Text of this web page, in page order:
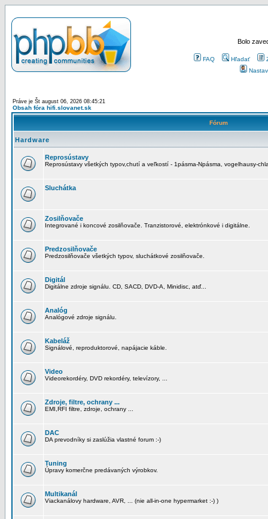
Bolo
FAQ Hľadať
Práve je Št august 06, 2026 08:45:21
Obsah fóra hifi.slovanet.sk
Fórum
Hardware
Reprosústavy
Reprosústavy všetkých typov,chutí a veľkostí - 1pásma-Npásma, vogelhausy-
Sluchátka
Zosilňovače
Integrované i koncové zosilňovače. Tranzistorové, elektrónkové i digitálne.
Predzosilňovače
Predzosilňovače všetkých typov, sluchátkové zosilňovače.
Digitál
Digitálne zdroje signálu. CD, SACD, DVD-A, Minidisc, atď...
Analóg
Analógové zdroje signálu.
Kabeláž
Signálové, reproduktorové, napájacie káble.
Video
Videorekordéry, DVD rekordéry, televízory, ...
Zdroje, filtre, ochrany ...
EMI,RFI filtre, zdroje, ochrany ...
DAC
DA prevodníky si zaslúžia vlastné forum :-)
Tuning
Úpravy komerčne predávaných výrobkov.
Multikanál
Viackanálovy hardware, AVR, ... (nie all-in-one hypermarket :-) )